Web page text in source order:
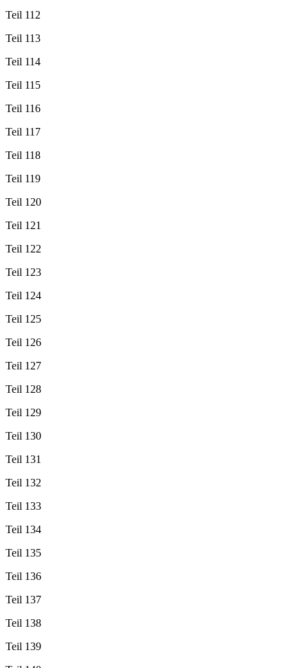
Teil 112
Teil 113
Teil 114
Teil 115
Teil 116
Teil 117
Teil 118
Teil 119
Teil 120
Teil 121
Teil 122
Teil 123
Teil 124
Teil 125
Teil 126
Teil 127
Teil 128
Teil 129
Teil 130
Teil 131
Teil 132
Teil 133
Teil 134
Teil 135
Teil 136
Teil 137
Teil 138
Teil 139